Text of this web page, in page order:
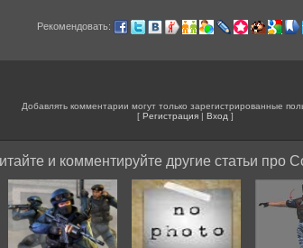
Рекомендовать:
Добавлять комментарии могут только зарегистрированные
[ Регистрация | Вход ]
и комментируйте другие статьи про